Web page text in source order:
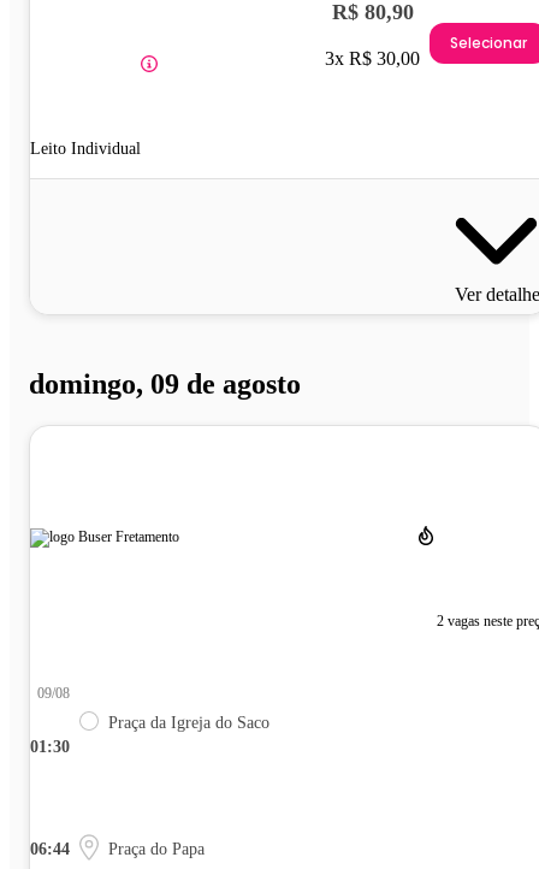
Leito Individual
R$ 80,90
3x R$ 30,00
Selecionar
Ver
domingo, 09 de agosto
2 vagas neste
01:30
09/08
Praça da Igreja do Saco
06:44 Praça do Papa